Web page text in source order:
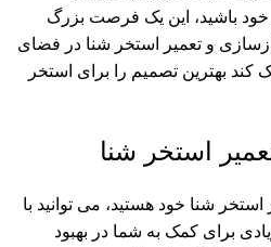
باشید، این یک فرصت بزرگ
در مورد 7 نکته بازسازی و تعمیر استخر شنا در فضای
بهترین تصمیم را برای استخر
استخر شنا خود هستید، می توانید با
برای کمک به شما در بهبود